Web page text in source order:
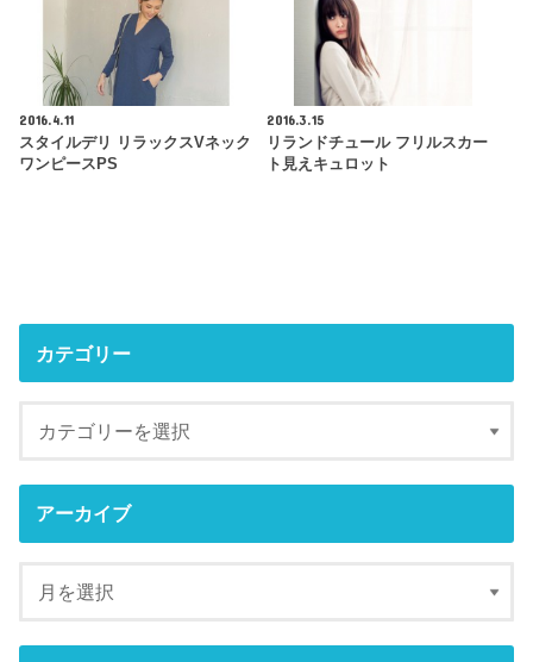
2016.4.11
スタイルデリ リラックスVネック
ワンピースPS
2016.3.15
リランドチュール フリルスカー
ト見えキュロット
カテゴリー
アーカイブ